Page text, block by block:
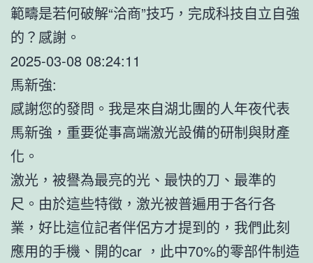
範疇是若何破解“洽商”技巧，完成科技自立自強
的？感謝。
2025-03-08 08:24:11
馬新強:
感謝您的發問。我是來自湖北團的人年夜代表
馬新強，重要從事高端激光設備的研制與財產
化。
激光，被譽為最亮的光、最快的刀、最準的
尺。由於這些特徵，激光被普遍用于各行各
業，好比這位記者伴侶方才提到的，我們此刻
應用的手機、開的car ，此中70%的零部件制造